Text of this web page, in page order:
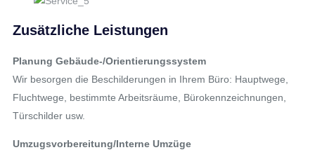
Zusätzliche Leistungen
Planung Gebäude-/Orientierungssystem
Wir besorgen die Beschilderungen in Ihrem Büro: Hauptwege,
Fluchtwege, bestimmte Arbeitsräume, Bürokennzeichnungen,
Türschilder usw.
Umzugsvorbereitung/Interne Umzüge